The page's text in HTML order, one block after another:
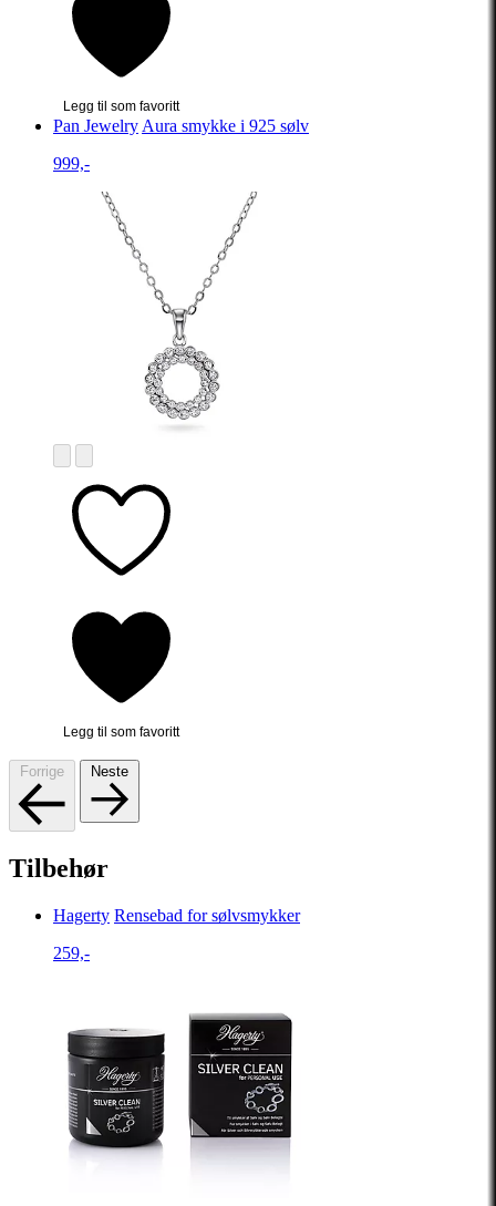
Legg til som favoritt
Pan Jewelry Aura smykke i 925 sølv
999,-
Legg til som favoritt
Forrige Neste
Tilbehør
Hagerty Rensebad for sølvsmykker
259,-